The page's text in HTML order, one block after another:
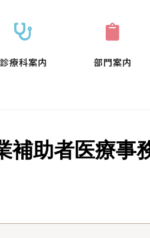
診療科案内 部門案内
補助者医療